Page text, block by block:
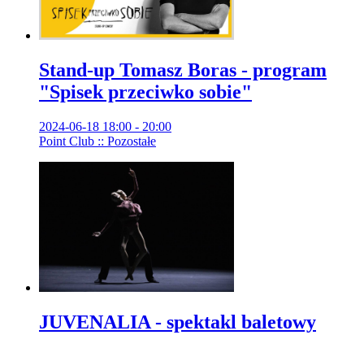
Stand-up Tomasz Boras - program
"Spisek przeciwko sobie"
2024-06-18 18:00 - 20:00
Point Club :: Pozostałe
JUVENALIA - spektakl baletowy